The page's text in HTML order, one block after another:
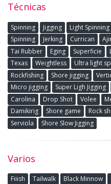
Técnicas
Spinning Jigging Light Spinning
Spinning
Jerking Currican
Tai Rubber
Eging Superficie
Texas
Weightless Ultra light
Rockfishing
Shore jigging
Micro jigging
Super Ligh Jigging
Carolina
Drop Shot Volee
Damikirig
Shore game Rock
Serviola
Shore Slow Jigging
Varios
Fiiish Tailwalk Black Minnow